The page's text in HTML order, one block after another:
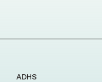
ADHS